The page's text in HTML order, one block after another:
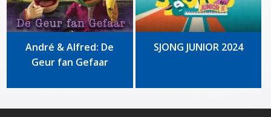
André & Alfred: De
Geur fan Gefaar
SJONG JUNIOR 2024